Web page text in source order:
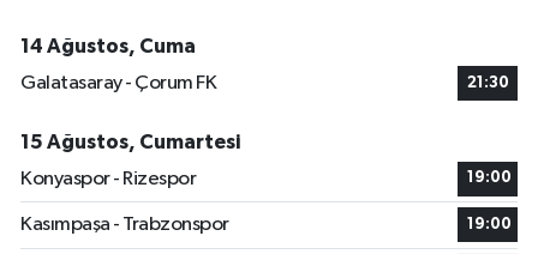
14 Ağustos, Cuma
Galatasaray - Çorum FK
21:30
15 Ağustos, Cumartesi
Konyaspor - Rizespor
19:00
Kasımpaşa - Trabzonspor 19:00